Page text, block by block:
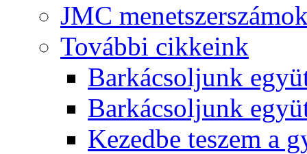
JMC
További cikkeink
Barkácsoljunk
Barkácsoljunk
Kezedbe teszem a